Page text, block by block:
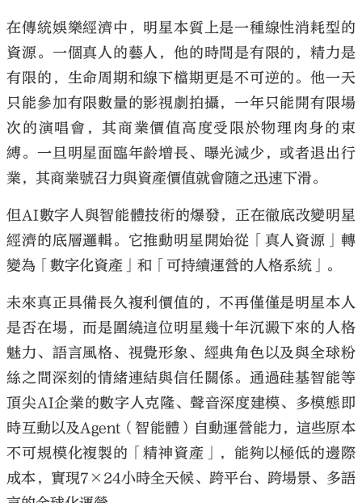
在傳統娛樂經濟中，明星本質上是一種線性消耗型的
資源。一個真人的藝人，他的時間是有限的，精力是
有限的，生命周期和線下檔期更是不可逆的。他一天
只能參加有限數量的影視劇拍攝，一年只能開有限場
次的演唱會，其商業價值高度受限於物理肉身的束
縛。一旦明星面臨年齡增長、曝光減少，或者退出行
業，其商業號召力與資產價值就會隨之迅速下滑。
但AI數字人與智能體技術的爆發，正在徹底改變明星
經濟的底層邏輯。它推動明星開始從「真人資源」轉
變為「數字化資產」和「可持續運營的人格系統」。
未來真正具備長久複利價值的，不再僅僅是明星本人
是否在場，而是圍繞這位明星幾十年沉澱下來的人格
魅力、語言風格、視覺形象、經典角色以及與全球粉
絲之間深刻的情緒連結與信任關係。通過硅基智能等
頂尖AI企業的數字人克隆、聲音深度建模、多模態即
時互動以及Agent （智能體）自動運營能力，這些原本
不可規模化複製的「精神資產」，能夠以極低的邊際
成本，實現7×24小時全天候、跨平台、跨場景、多語